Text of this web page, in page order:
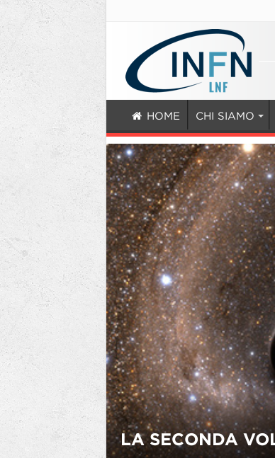
HOME CHI SIAMO
LA SECONDA